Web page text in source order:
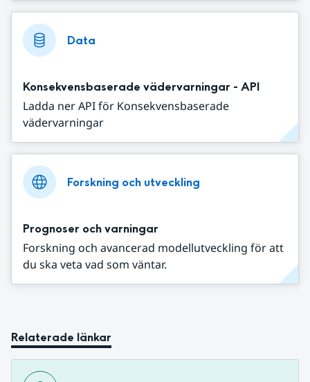
Data
Konsekvensbaserade vädervarningar - API
Ladda ner API för Konsekvensbaserade
vädervarningar
Forskning och utveckling
Prognoser och varningar
Forskning och avancerad modellutveckling för att
du ska veta vad som väntar.
Relaterade länkar